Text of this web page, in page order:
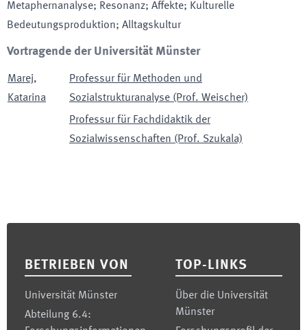
Metaphernanalyse; Resonanz; Affekte; Kulturelle
Bedeutungsproduktion; Alltagskultur
Vortragende der Universität Münster
Marej,
Katarina
Professur für Methoden und
Sozialstrukturanalyse (Prof. Weischer)
Professur für Fachdidaktik der
Sozialwissenschaften (Prof. Szukala)
BETRIEBEN VON
Universität Münster
Abteilung 6.4:
TOP-LINKS
Über die Universität
Münster